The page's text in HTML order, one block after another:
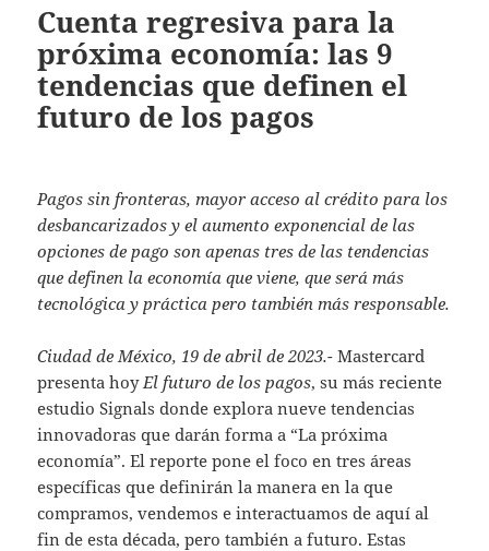
Cuenta regresiva para la
próxima economía: las 9
tendencias que definen el
futuro de los pagos
Pagos sin fronteras, mayor acceso al crédito para los
desbancarizados y el aumento exponencial de las
opciones de pago son apenas tres de las tendencias
que definen la economía que viene, que será más
tecnológica y práctica pero también más responsable.
Ciudad de México, 19 de abril de 2023.-Mastercard
presenta hoy El futuro de los pagos, su más reciente
estudio Signals donde explora nueve tendencias
innovadoras que darán forma a “La próxima
economía”. El reporte pone el foco en tres áreas
específicas que definirán la manera en la que
compramos, vendemos e interactuamos de aquí al
fin de esta década, pero también a futuro. Estas